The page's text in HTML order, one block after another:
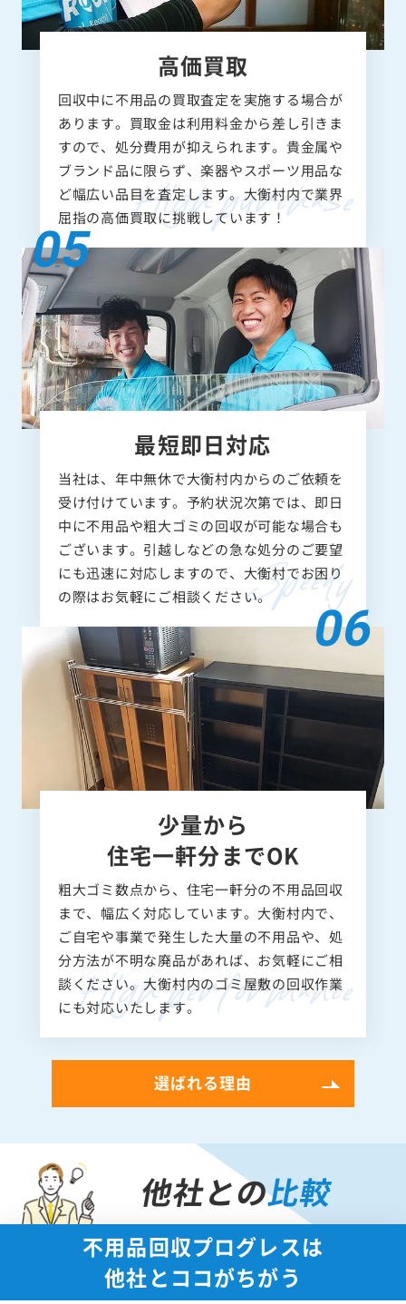
高価買取
回収中に不用品の買取査定を実施する場合が
あります。買取金は利用料金から差し引きま
すので、処分費用が抑えられます。貴金属や
ブランド品に限らず、楽器やスポーツ用品な
ど幅広い品目を査定します。大衡村内で業界
屈指の高価買取に挑戦しています！
最短即日対応
当社は、年中無休で大衡村内からのご依頼を
受け付けています。予約状況次第では、即日
中に不用品や粗大ゴミの回収が可能な場合も
ございます。引越しなどの急な処分のご要望
にも迅速に対応しますので、大衡村でお困り
の際はお気軽にご相談ください。
少量から
住宅一軒分までOK
粗大ゴミ数点から、住宅一軒分の不用品回収
まで、幅広く対応しています。大衡村内で、
ご自宅や事業で発生した大量の不用品や、処
分方法が不明な廃品があれば、お気軽にご相
談ください。大衡村内のゴミ屋敷の回収作業
にも対応いたします。
選ばれる理由
他社との比較
不用品回収プログレスは
他社とココがちがう